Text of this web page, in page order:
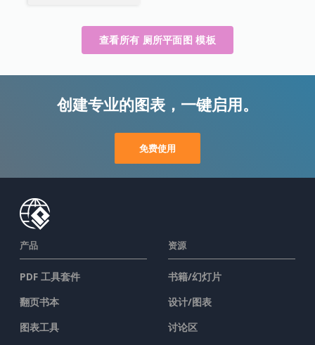
查看所有 厕所平面图 模板
创建专业的图表，一键启用。
免费使用
产品
PDF 工具套件
翻页书本
图表工具
资源
书籍/幻灯片
设计/图表
讨论区